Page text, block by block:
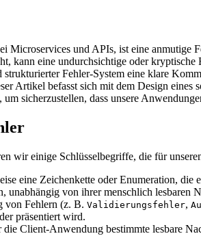
Microservices und APIs, ist eine
kann eine undurchsichtige oder
Fehler-System eine klare
Artikel befasst sich mit dem Design
sicherzustellen, dass unsere
wir einige Schlüsselbegriffe, die für
eine Zeichenkette oder Enumeration,
unabhängig von ihrer menschlich lesbaren
von Fehlern (z. B. Validierungsfehler,
präsentiert wird.
Client-Anwendung bestimmte lesbare